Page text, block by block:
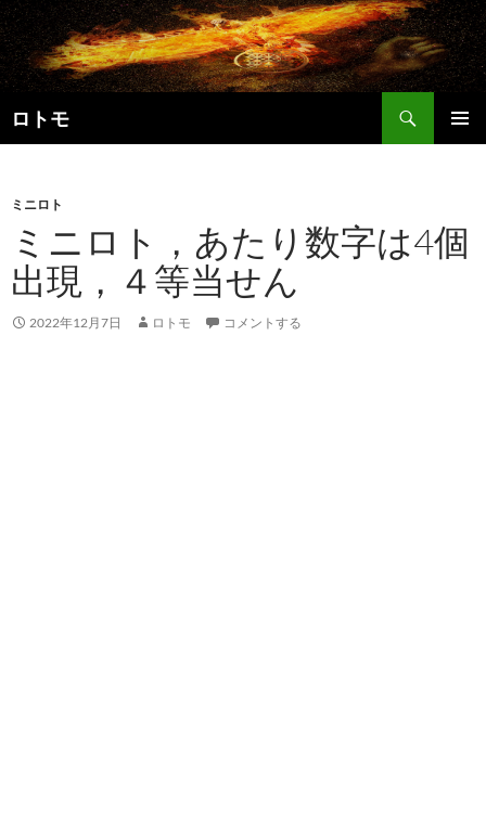
コ
ン
テ
ン
ツ
へ
ロトモ
索
ミニロト
ミニロト，あたり数字は4個
出現，４等当せん
2022年12月7日 ロトモ コメントする